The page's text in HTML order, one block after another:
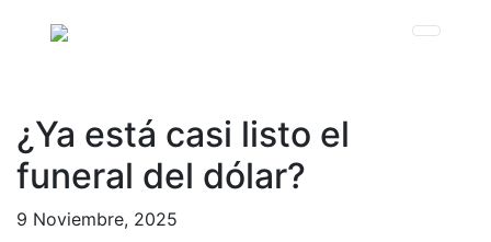
¿Ya está casi listo el
funeral del dólar?
9 Noviembre, 2025